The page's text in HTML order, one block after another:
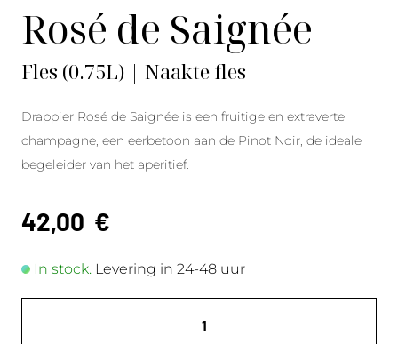
Rosé de Saignée
Fles (0.75L) | Naakte fles
Drappier Rosé de Saignée is een fruitige en extraverte
champagne, een eerbetoon aan de Pinot Noir, de ideale
begeleider van het aperitief.
42,00 €
In stock. Levering in 24-48 uur